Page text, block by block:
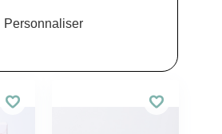
Personnaliser